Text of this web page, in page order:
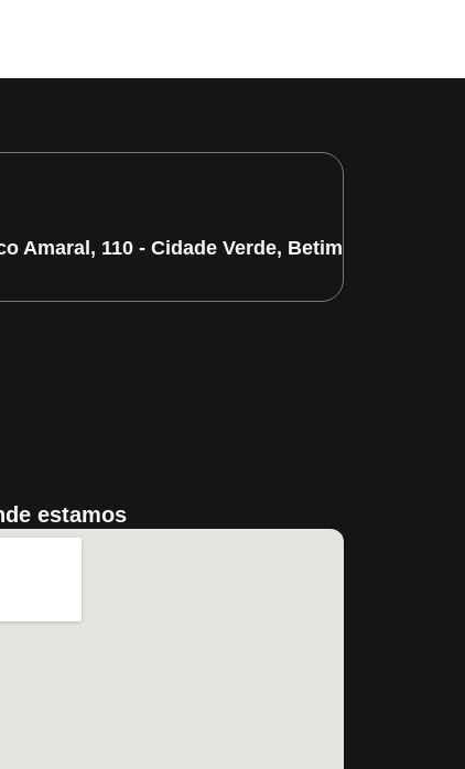
Amaral, 110 - Cidade Verde, Betim/MG
estamos